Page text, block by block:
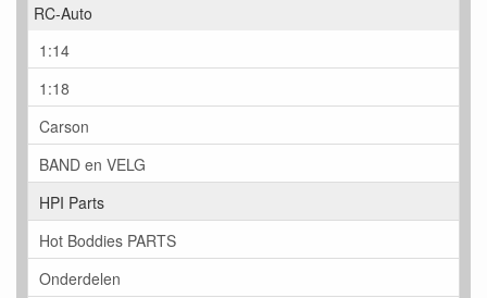
RC-Auto
1:14
1:18
Carson
BAND en VELG
HPI Parts
Hot Boddies PARTS
Onderdelen